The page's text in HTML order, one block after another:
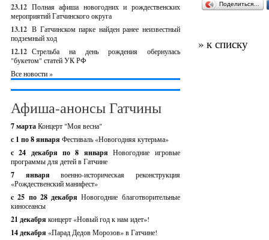
23.12 Полная афиша новогодних и рождественских
мероприятий Гатчинского округа
13.12 В Гатчинском парке найден ранее неизвестный
подземный ход
12.12 Стрельба на день рождения обернулась
"букетом" статей УК РФ
Все новости »
Афиша-анонсы Гатчины
7 мартаКонцерт "Моя весна"
с 1 по 8 января Фестиваль «Новогодняя кутерьма»
с 24 декабря по 8 январяНовогодние игровые
программы для детей в Гатчине
7 январявоенно-историческая реконструкция
«Рождественский манифест»
c 25 по 28 декабряНовогодние благотворительные
киносеансы
21 декабря концерт «Новый год к нам идет»!
14 декабря «Парад Дедов Морозов» в Гатчине!
Поделиться…
» к списку